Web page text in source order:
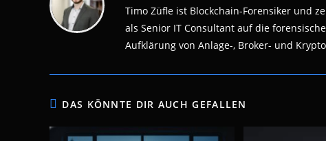
Timo Züfle ist Blockchain-Forensiker und
als Senior IT Consultant auf die
Aufklärung von Anlage-, Broker- und
DAS KÖNNTE DIR AUCH GEFALLEN